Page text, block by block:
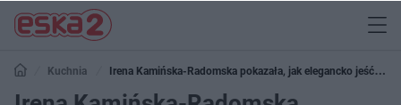
Kuchnia
Irena Kamińska-Radomska pokazała, jak elegancko jeść
pączka. Internauci są oburzeni